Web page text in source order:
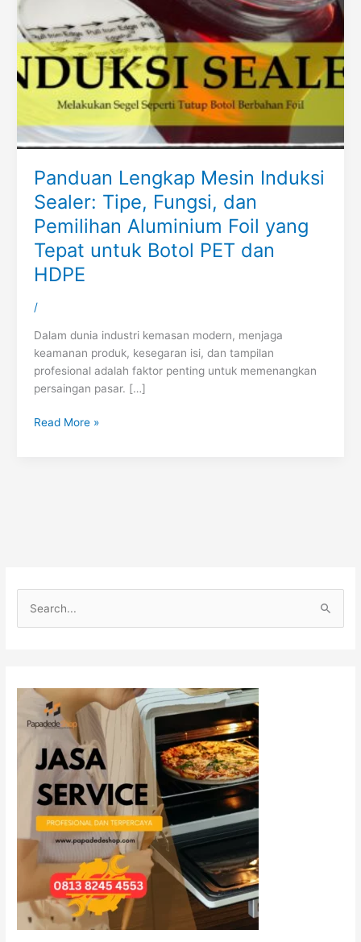
Panduan Lengkap Mesin Induksi
Sealer: Tipe, Fungsi, dan
Pemilihan Aluminium Foil yang
Tepat untuk Botol PET dan
HDPE
/
Dalam dunia industri kemasan modern, menjaga
keamanan produk, kesegaran isi, dan tampilan
profesional adalah faktor penting untuk memenangkan
persaingan pasar. […]
Read More »